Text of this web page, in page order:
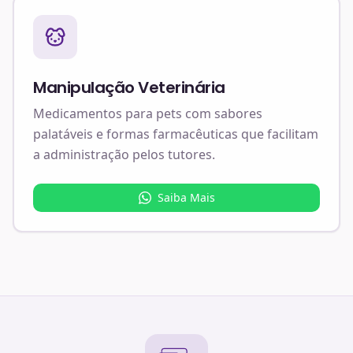
Manipulação Veterinária
Medicamentos para pets com sabores
palatáveis e formas farmacêuticas que facilitam
a administração pelos tutores.
Saiba Mais